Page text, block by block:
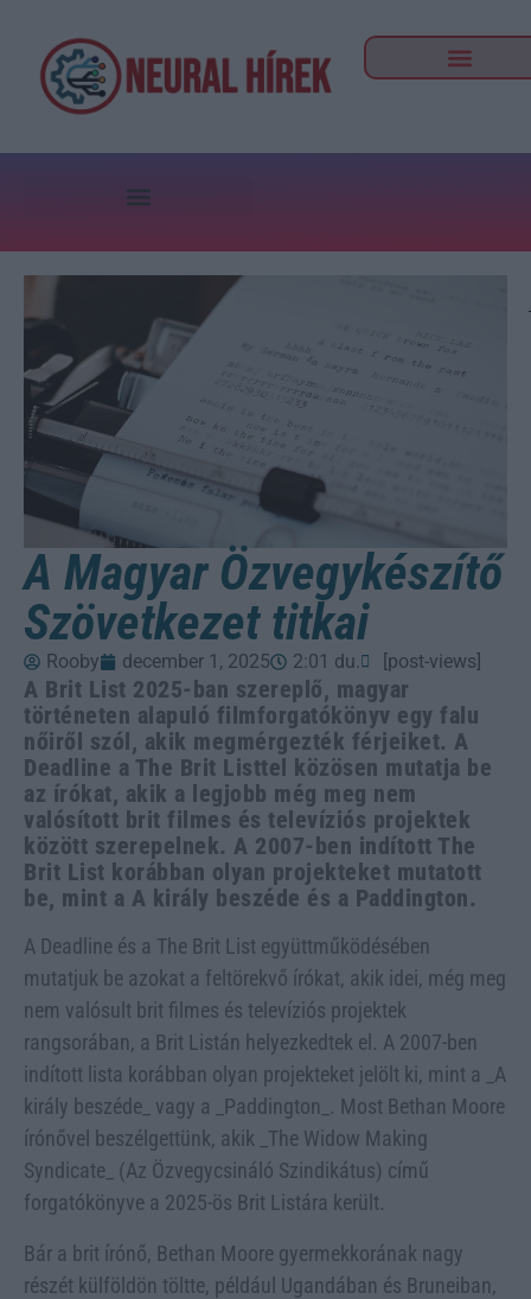
A Magyar Özvegykészítő
Szövetkezet titkai
Rooby december 1, 2025 2:01 du. [post-views]
A Brit List 2025-ban szereplő, magyar
történeten alapuló filmforgatókönyv egy falu
nőiről szól, akik megmérgezték férjeiket. A
Deadline a The Brit Listtel közösen mutatja be
az írókat, akik a legjobb még meg nem
valósított brit filmes és televíziós projektek
között szerepelnek. A 2007-ben indított The
Brit List korábban olyan projekteket mutatott
be, mint a A király beszéde és a Paddington.
A Deadline és a The Brit List együttműködésében
mutatjuk be azokat a feltörekvő írókat, akik idei, még meg
nem valósult brit filmes és televíziós projektek
rangsorában, a Brit Listán helyezkedtek el. A 2007-ben
indított lista korábban olyan projekteket jelölt ki, mint a _A
király beszéde_ vagy a _Paddington_. Most Bethan Moore
írónővel beszélgettünk, akik _The Widow Making
Syndicate_ (Az Özvegycsináló Szindikátus) című
forgatókönyve a 2025-ös Brit Listára került.
Bár a brit írónő, Bethan Moore gyermekkorának nagy
részét külföldön töltte, például Ugandában és Bruneiban,